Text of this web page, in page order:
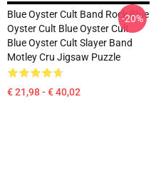
Blue Oyster Cult Band Rock Blue
Oyster Cult Blue Oyster Cult
Blue Oyster Cult Slayer Band
Motley Cru Jigsaw Puzzle
€ 21,98 - € 40,02
-20%